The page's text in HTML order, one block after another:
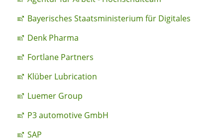
Bayerisches Staatsministerium für Digitales
Denk Pharma
Fortlane Partners
Klüber Lubrication
Luemer Group
P3 automotive GmbH
SAP